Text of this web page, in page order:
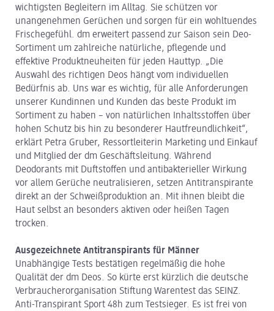
wichtigsten Begleitern im Alltag. Sie schützen vor
unangenehmen Gerüchen und sorgen für ein wohltuendes
Frischegefühl. dm erweitert passend zur Saison sein Deo-
Sortiment um zahlreiche natürliche, pflegende und
effektive Produktneuheiten für jeden Hauttyp. „Die
Auswahl des richtigen Deos hängt vom individuellen
Bedürfnis ab. Uns war es wichtig, für alle Anforderungen
unserer Kundinnen und Kunden das beste Produkt im
Sortiment zu haben – von natürlichen Inhaltsstoffen über
hohen Schutz bis hin zu besonderer Hautfreundlichkeit“,
erklärt Petra Gruber, Ressortleiterin Marketing und Einkauf
und Mitglied der dm Geschäftsleitung. Während
Deodorants mit Duftstoffen und antibakterieller Wirkung
vor allem Gerüche neutralisieren, setzen Antitranspirante
direkt an der Schweißproduktion an. Mit ihnen bleibt die
Haut selbst an besonders aktiven oder heißen Tagen
trocken.
Ausgezeichnete Antitranspirants für Männer
Unabhängige Tests bestätigen regelmäßig die hohe
Qualität der dm Deos. So kürte erst kürzlich die deutsche
Verbraucherorganisation Stiftung Warentest das SEINZ.
Anti-Transpirant Sport 48h zum Testsieger. Es ist frei von